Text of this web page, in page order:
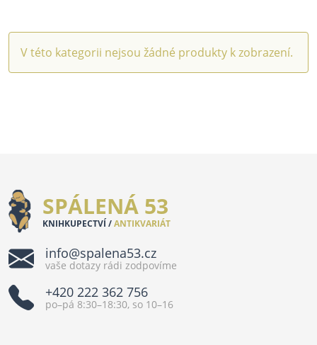
V této kategorii nejsou žádné produkty k zobrazení.
SPÁLENÁ 53
KNIHKUPECTVÍ /ANTIKVARIÁT
info@spalena53.cz
vaše dotazy rádi zodpovíme
+420 222 362 756
po–pá 8:30–18:30, so 10–16